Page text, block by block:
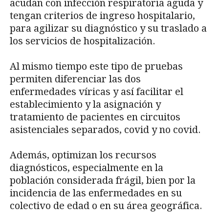
acudan con infección respiratoria aguda y
tengan criterios de ingreso hospitalario,
para agilizar su diagnóstico y su traslado a
los servicios de hospitalización.
Al mismo tiempo este tipo de pruebas
permiten diferenciar las dos
enfermedades víricas y así facilitar el
establecimiento y la asignación y
tratamiento de pacientes en circuitos
asistenciales separados, covid y no covid.
Además, optimizan los recursos
diagnósticos, especialmente en la
población considerada frágil, bien por la
incidencia de las enfermedades en su
colectivo de edad o en su área geográfica.